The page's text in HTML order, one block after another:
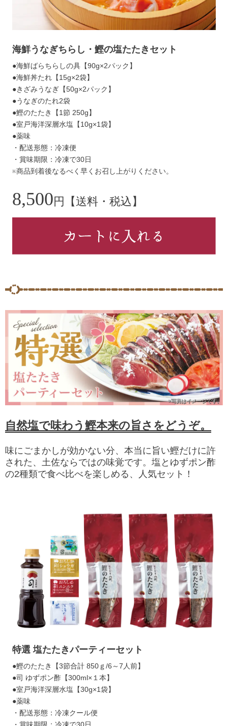
海鮮うなぎちらし・鰹の塩たたきセット
●海鮮ばらちらしの具【90g×2パック】
●海鮮丼たれ【15g×2袋】
●きざみうなぎ【50g×2パック】
●うなぎのたれ2袋
●鰹のたたき【1節 250g】
●室戸海洋深層水塩【10g×1袋】
●薬味
・配送形態：冷凍便
・賞味期限：冷凍で30日
※商品到着後なるべく早くお召し上がりください。
8,500 円【送料・税込】
※写真はイメージです。
自然塩で味わう鰹本来の旨さをどうぞ。
味にごまかしが効かない分、本当に旨い鰹だけに許
された、土佐ならではの味覚です。塩とゆずポン酢
の2種類で食べ比べを楽しめる、人気セット！
特選 塩たたきパーティーセット
●鰹のたたき【3節合計 850ｇ/6～7人前】
●司 ゆずポン酢【300ml×１本】
●室戸海洋深層水塩【30g×1袋】
●薬味
・配送形態：冷凍クール便